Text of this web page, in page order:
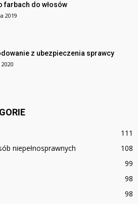
farbach do włosów
2019
z ubezpieczenia sprawcy
111
niepełnosprawnych
108
99
98
98